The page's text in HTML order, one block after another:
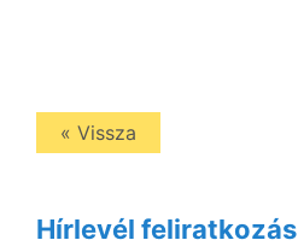
« Vissza
Hírlevél feliratkozás